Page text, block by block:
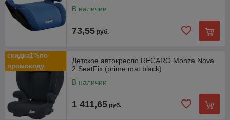
В наличии
73,55 руб.
скидка1%по
промокоду
Детское автокресло RECARO Monza Nova
2 SeatFix (prime mat black)
В наличии
1 411,65 руб.